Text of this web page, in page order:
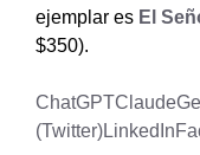
ejemplar es El
$350).
ChatGPTClaude
(Twitter)LinkedIn